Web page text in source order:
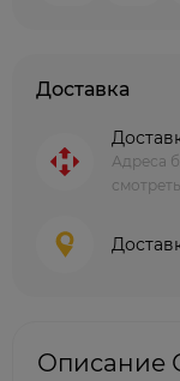
Доставка
Адреса
Описание